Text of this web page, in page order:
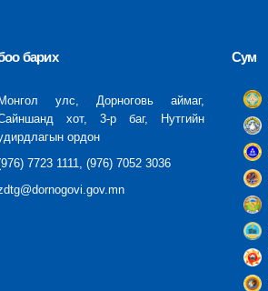
барих
Монгол улс, Дорноговь аймаг,
хот, 3-р баг, Нутгийн
ордон
7723 1111, (976) 7052 3036
Сум